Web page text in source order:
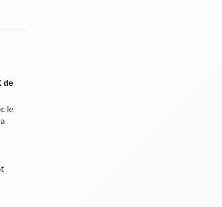
de
le